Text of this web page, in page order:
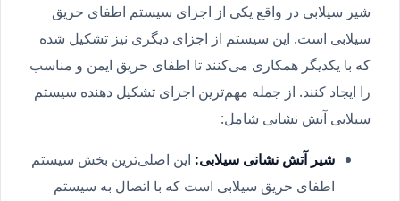
شیر سیلابی در واقع یکی از اجزای سیستم اطفای حریق
سیلابی است. این سیستم از اجزای دیگری نیز تشکیل شده
که با یکدیگر همکاری می‌کنند تا اطفای حریق ایمن و مناسب
را ایجاد کنند. از جمله مهم‌ترین اجزای تشکیل دهنده سیستم
سیلابی آتش نشانی شامل:
شیر آتش نشانی سیلابی: این اصلی‌ترین بخش سیستم
اطفای حریق سیلابی است که با اتصال به سیستم